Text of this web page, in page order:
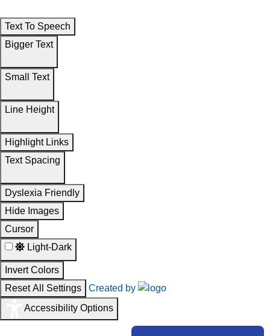
Text To Speech
Bigger Text
Small Text
Line Height
Highlight Links
Text Spacing
Dyslexia Friendly
Hide Images
Cursor
Light-Dark
Invert Colors
Reset All Settings
Created by
Accessibility Options